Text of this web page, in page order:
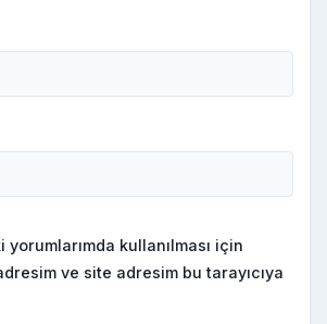
yorumlarımda kullanılması için
ve site adresim bu tarayıcıya